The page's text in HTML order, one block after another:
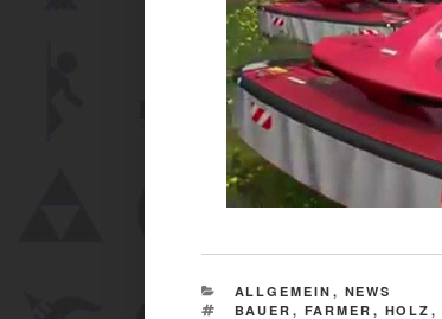
CATEGORIES
ALLGEMEIN , NEWS
TAGS
BAUER , FARMER , HOLZ ,